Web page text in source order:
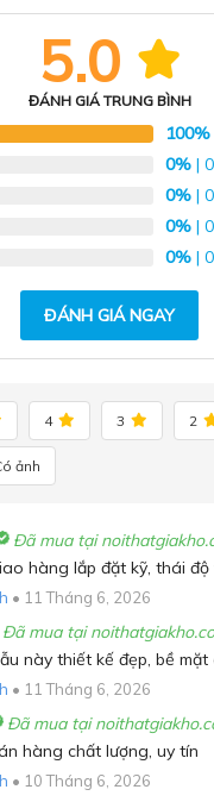
5.0
ĐÁNH GIÁ TRUNG BÌNH
100%
0% |
0% |
0% |
0% |
ĐÁNH GIÁ NGAY
4 3 2
ảnh
Đã mua tại
hàng lắp đặt kỹ, thái độ
• 11 Tháng 6, 2026
Đã mua tại
này thiết kế đẹp, bề
• 11 Tháng 6, 2026
Đã mua tại
hàng chất lượng, uy tín
• 10 Tháng 6, 2026